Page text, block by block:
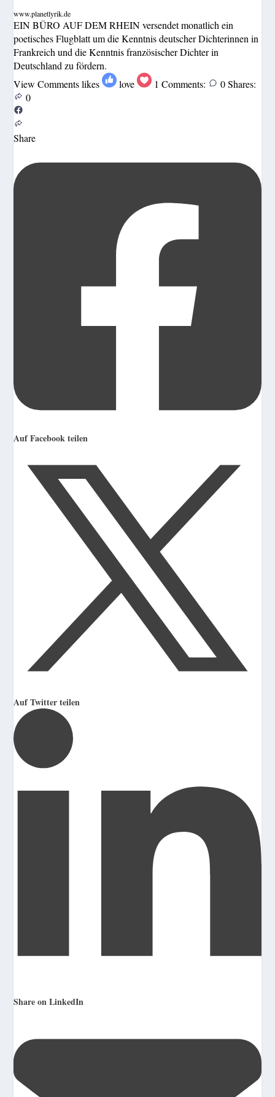
www.planetlyrik.de
EIN BÜRO AUF DEM RHEIN versendet monatlich ein
poetisches Flugblatt um die Kenntnis deutscher Dichterinnen in
Frankreich und die Kenntnis französischer Dichter in
Deutschland zu fördern.
View Comments likes love 1 Comments: 0 Shares:
0
Share
Auf Facebook teilen
Auf Twitter teilen
Share on LinkedIn